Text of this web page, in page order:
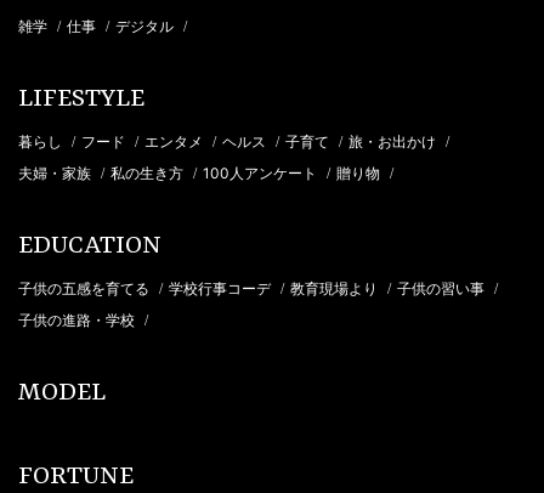
雑学 / 仕事 / デジタル /
LIFESTYLE
暮らし / フード / エンタメ / ヘルス / 子育て / 旅・お出かけ /
夫婦・家族 / 私の生き方 / 100人アンケート / 贈り物 /
EDUCATION
子供の五感を育てる / 学校行事コーデ / 教育現場より / 子供の習い事 /
子供の進路・学校 /
MODEL
FORTUNE